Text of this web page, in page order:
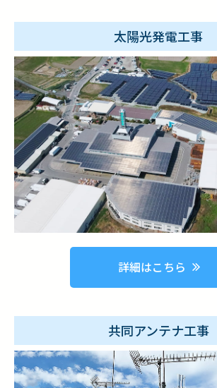
太陽光発電工事
詳細はこちら
共同アンテナ工事